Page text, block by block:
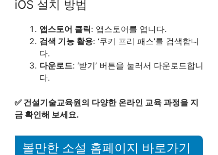
iOS 설치 방법
앱스토어 클릭: 앱스토어를 엽니다.
검색 기능 활용: ‘쿠키 프리 패스’를 검색합니
다.
다운로드: ‘받기’ 버튼을 눌러서 다운로드합니
다.
✅ 건설기술교육원의 다양한 온라인 교육 과정을 지
금 확인해 보세요.
볼만한 소설 홈페이지 바로가기